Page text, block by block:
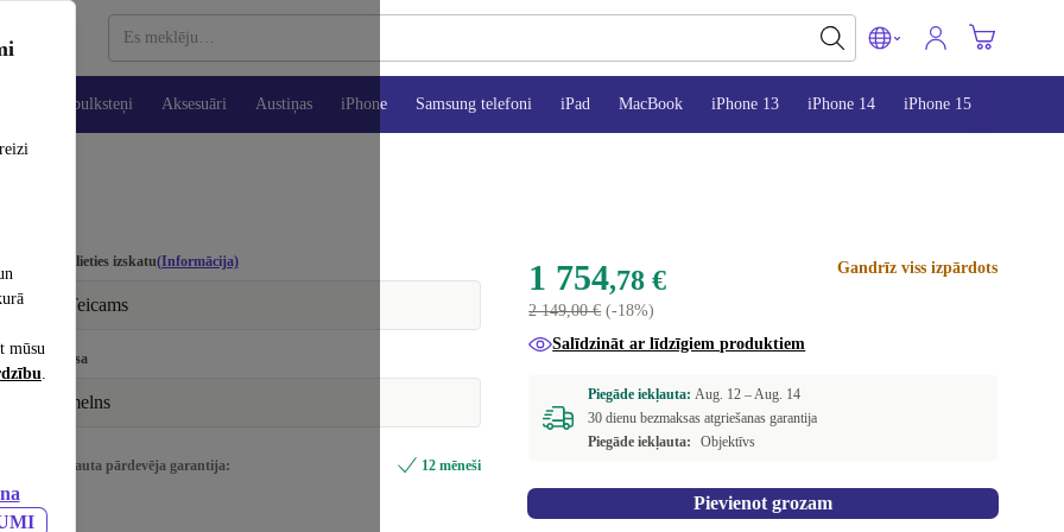
mūsu
.
Viedpulksteņi Aksesuāri Austiņas iPhone Samsung telefoni iPad MacBook iPhone 13 iPhone 14 iPhone 15
Izvēlieties izskatu(Informācija)
Teicams
Krāsa
melns
Iekļauta pārdevēja garantija: 12 mēneši
1 754,78 €
2 149,00 €(-18%)
Gandrīz viss izpārdots
Salīdzināt ar līdzīgiem produktiem
Piegāde iekļauta:Aug. 12 –Aug. 14
30 dienu bezmaksas atgriešanas garantija
Piegāde iekļauta:
Objektīvs
Pievienot grozam